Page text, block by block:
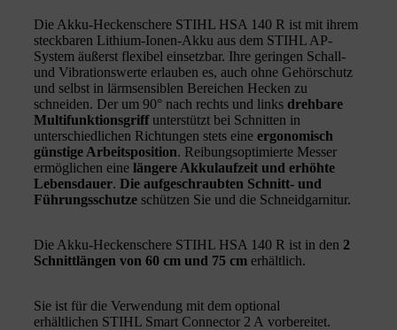
Die Akku-Heckenschere STIHL HSA 140 R ist mit ihrem
steckbaren Lithium-Ionen-Akku aus dem STIHL AP-
System äußerst flexibel einsetzbar. Ihre geringen Schall-
und Vibrationswerte erlauben es, auch ohne Gehörschutz
und selbst in lärmsensiblen Bereichen Hecken zu
schneiden. Der um 90° nach rechts und links drehbare
Multifunktionsgriffunterstützt bei Schnitten in
unterschiedlichen Richtungen stets eine ergonomisch
günstige Arbeitsposition. Reibungsoptimierte Messer
ermöglichen eine längere Akkulaufzeit und erhöhte
Lebensdauer. Die aufgeschraubten Schnitt- und
Führungsschutze schützen Sie und die Schneidgarnitur.
Die Akku-Heckenschere STIHL HSA 140 R ist in den 2
Schnittlängen von 60 cm und 75 cm erhältlich.
Sie ist für die Verwendung mit dem optional
erhältlichen STIHL Smart Connector 2 A vorbereitet.